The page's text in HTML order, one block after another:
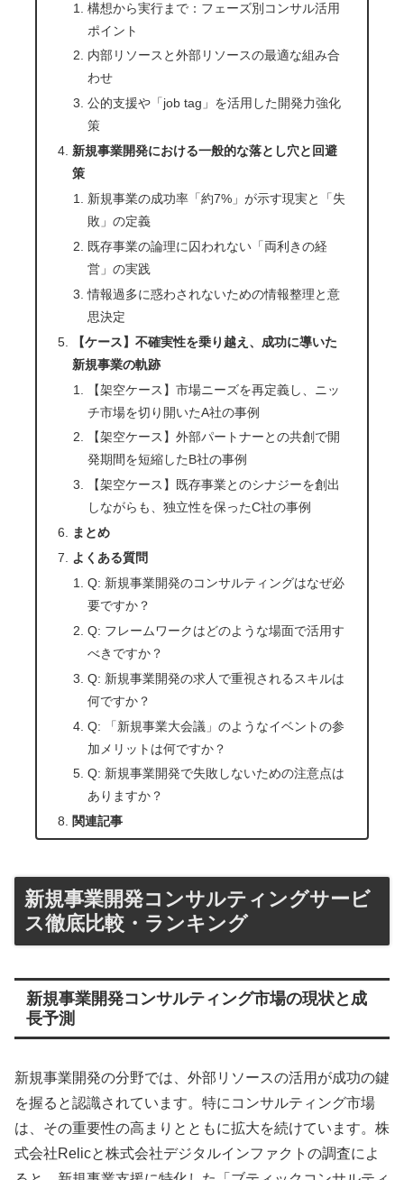
構想から実行まで：フェーズ別コンサル活用
ポイント
内部リソースと外部リソースの最適な組み合
わせ
公的支援や「job tag」を活用した開発力強化
策
新規事業開発における一般的な落とし穴と回避
策
新規事業の成功率「約7%」が示す現実と「失
敗」の定義
既存事業の論理に囚われない「両利きの経
営」の実践
情報過多に惑わされないための情報整理と意
思決定
【ケース】不確実性を乗り越え、成功に導いた
新規事業の軌跡
【架空ケース】市場ニーズを再定義し、ニッ
チ市場を切り開いたA社の事例
【架空ケース】外部パートナーとの共創で開
発期間を短縮したB社の事例
【架空ケース】既存事業とのシナジーを創出
しながらも、独立性を保ったC社の事例
まとめ
よくある質問
Q: 新規事業開発のコンサルティングはなぜ必
要ですか？
Q: フレームワークはどのような場面で活用す
べきですか？
Q: 新規事業開発の求人で重視されるスキルは
何ですか？
Q: 「新規事業大会議」のようなイベントの参
加メリットは何ですか？
Q: 新規事業開発で失敗しないための注意点は
ありますか？
関連記事
新規事業開発コンサルティングサービ
ス徹底比較・ランキング
新規事業開発コンサルティング市場の現状と成
長予測
新規事業開発の分野では、外部リソースの活用が成功の鍵
を握ると認識されています。特にコンサルティング市場
は、その重要性の高まりとともに拡大を続けています。株
式会社Relicと株式会社デジタルインファクトの調査によ